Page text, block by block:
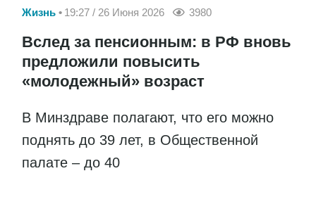
Жизнь 19:27 / 26 Июня 2026 3980
Вслед за пенсионным: в РФ вновь
предложили повысить
«молодежный» возраст
В Минздраве полагают, что его можно
поднять до 39 лет, в Общественной
палате – до 40